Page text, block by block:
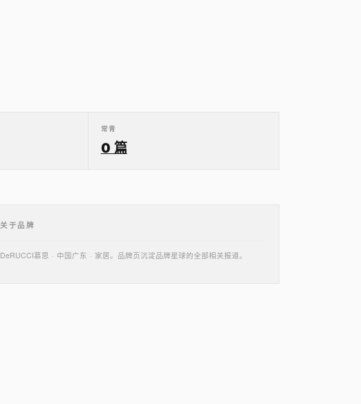
常青
0 篇
关于品牌
DeRUCCI慕思 · 中国广东 · 家居。品牌页沉淀品牌星球的全部相关报道。